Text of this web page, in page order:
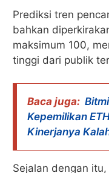
Prediksi tren
bahkan
maksimum 100,
tinggi dari publik
Baca juga:
Kepemilikan
Kinerjanya
Sejalan dengan